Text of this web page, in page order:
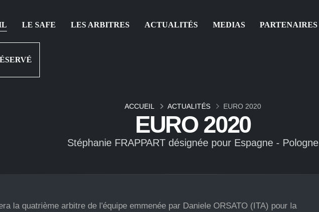
LE SAFE LES ARBITRES ACTUALITÉS MEDIAS PARTENAIRES
EURO 2020
Stéphanie FRAPPART désignée pour Espagne - Pologne
ACCUEIL ACTUALITÉS EURO 2020
la quatrième arbitre de l'équipe emmenée par Daniele ORSATO (ITA) pour la